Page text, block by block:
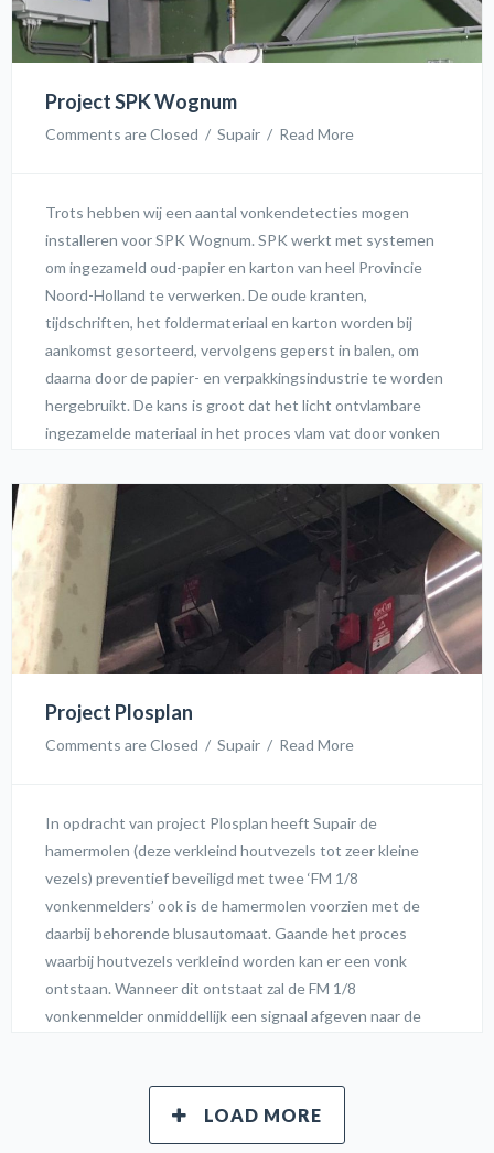
LOAD MORE
Project SPK Wognum
Comments are Closed
  /
Supair
  /
Read More
Trots hebben wij een aantal vonkendetecties mogen
installeren voor SPK Wognum. SPK werkt met systemen
om ingezameld oud-papier en karton van heel Provincie
Noord-Holland te verwerken. De oude kranten,
tijdschriften, het foldermateriaal en karton worden bij
aankomst gesorteerd, vervolgens geperst in balen, om
daarna door de papier- en verpakkingsindustrie te worden
hergebruikt. De kans is groot dat het licht ontvlambare
ingezamelde materiaal in het proces vlam vat door vonken
dit gevaar gedetecteerd worden en vervolgens geblust
worden. Wij danken SPK voor het vertrouwen en de
prettige samenwerking. Wij wensen SPK veilige
bedrijfsactiviteiten toen!
Project Plosplan
Comments are Closed
  /
Supair
  /
Read More
In opdracht van project Plosplan heeft Supair de
hamermolen (deze verkleind houtvezels tot zeer kleine
vezels) preventief beveiligd met twee ‘FM 1/8
vonkenmelders’ ook is de hamermolen voorzien met de
daarbij behorende blusautomaat. Gaande het proces
waarbij houtvezels verkleind worden kan er een vonk
ontstaan. Wanneer dit ontstaat zal de FM 1/8
vonkenmelder onmiddellijk een signaal afgeven naar de
explosie kan veroorzaken. Naast het installeren van de